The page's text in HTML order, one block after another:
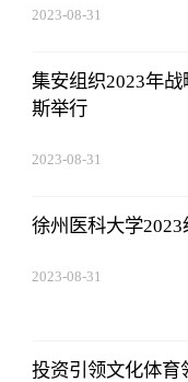
2023-08-31
集安组织2023年
斯举行
2023-08-31
徐州医科大学
2023-08-31
投资引领文化体育